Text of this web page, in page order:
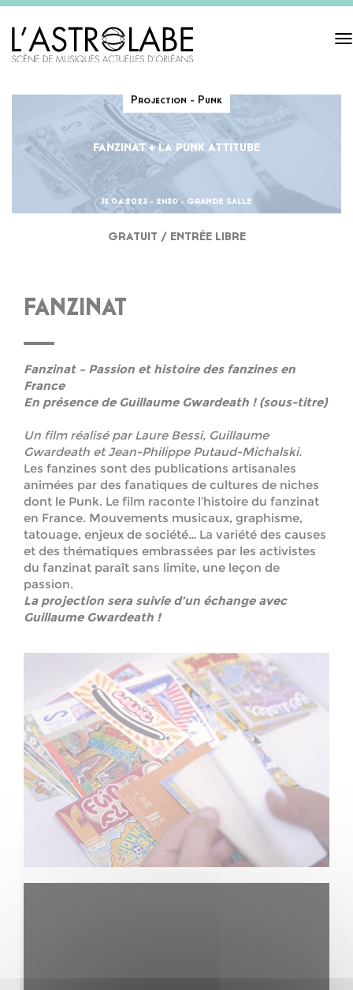
Projection - Punk
FANZINAT + LA PUNK ATTITUBE
13.04.2023 - 2H30 - GRANDE SALLE
GRATUIT / ENTRÉE LIBRE
FANZINAT
Fanzinat – Passion et histoire des fanzines en
France
En présence de Guillaume Gwardeath ! (sous-titre)
Un film réalisé par Laure Bessi, Guillaume
Gwardeath et Jean-Philippe Putaud-Michalski.
Les fanzines sont des publications artisanales
animées par des fanatiques de cultures de niches
dont le Punk. Le film raconte l’histoire du fanzinat
en France. Mouvements musicaux, graphisme,
tatouage, enjeux de société… La variété des causes
et des thématiques embrassées par les activistes
du fanzinat paraît sans limite, une leçon de
passion.
La projection sera suivie d’un échange avec
Guillaume Gwardeath !